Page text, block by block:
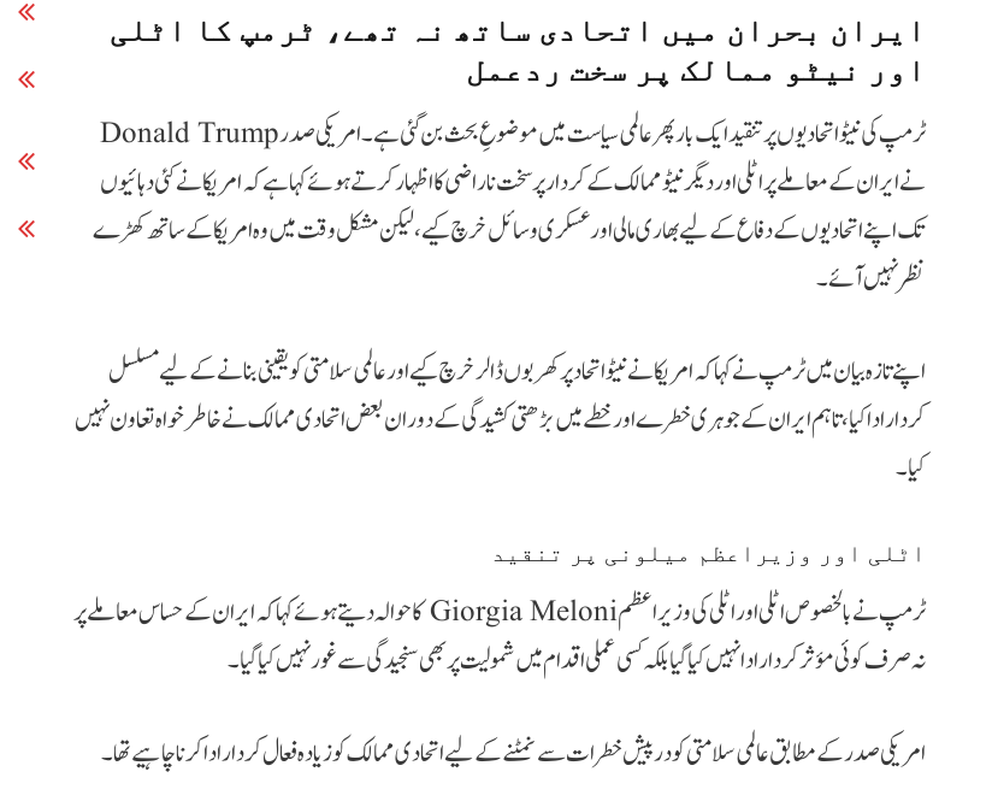
ایران بحران میں اتحادی ساتھ نہ تھے، ٹرمپ کا اٹلی
اور نیٹو ممالک پر سخت ردعمل
ٹرمپ کی نیٹو اتحادیوں پر تنقید ایک بار پھر عالمی سیاست میں موضوعِ بحث بن گئی ہے۔ امریکی صدر Donald Trump
نے ایران کے معاملے پر اٹلی اور دیگر نیٹو ممالک کے کردار پر سخت ناراضی کا اظہار کرتے ہوئے کہا ہے کہ امریکا نے کئی دہائیوں
تک اپنے اتحادیوں کے دفاع کے لیے بھاری مالی اور عسکری وسائل خرچ کیے، لیکن مشکل وقت میں وہ امریکا کے ساتھ کھڑے
نظر نہیں آئے۔
اپنے تازہ بیان میں ٹرمپ نے کہا کہ امریکا نے نیٹو اتحاد پر کھربوں ڈالر خرچ کیے اور عالمی سلامتی کو یقینی بنانے کے لیے مسلسل
کردار ادا کیا، تاہم ایران کے جوہری خطرے اور خطے میں بڑھتی کشیدگی کے دوران بعض اتحادی ممالک نے خاطر خواہ تعاون نہیں
کیا۔
اٹلی اور وزیراعظم میلونی پر تنقید
ٹرمپ نے بالخصوص اٹلی اور اٹلی کی وزیراعظم Giorgia Meloni کا حوالہ دیتے ہوئے کہا کہ ایران کے حساس معاملے پر
نہ صرف کوئی مؤثر کردار ادا نہیں کیا گیا بلکہ کسی عملی اقدام میں شمولیت پر بھی سنجیدگی سے غور نہیں کیا گیا۔
امریکی صدر کے مطابق عالمی سلامتی کو درپیش خطرات سے نمٹنے کے لیے اتحادی ممالک کو زیادہ فعال کردار ادا کرنا چاہیے تھا۔